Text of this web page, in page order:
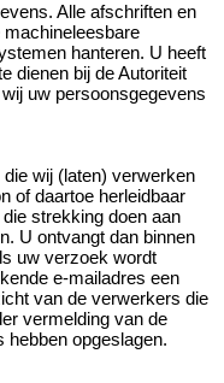
Alle afschriften en
hanteren. U heeft
dienen bij de Autoriteit
uw persoonsgegevens
wij (laten) verwerken
of daartoe herleidbaar
strekking doen aan
U ontvangt dan binnen
uw verzoek wordt
e-mailadres een
van de verwerkers die
vermelding van de
hebben opgeslagen.